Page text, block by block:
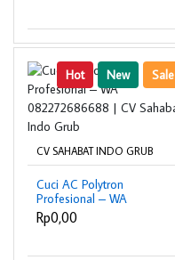
Hot New Sale
CV SAHABAT INDO GRUB
Cuci AC Polytron
Profesional – WA
082272686688 | CV
Sahabat Indo Grub
Rp0,00